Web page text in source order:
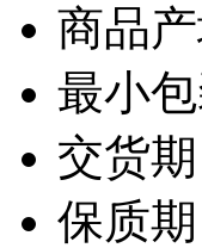
商品
最小
交货
保质